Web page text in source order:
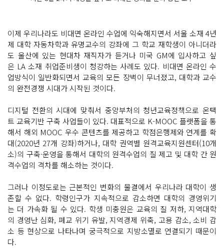
이제 우리나라도 비대면 온라인 수업에 익숙해지면서 서울 소재 4년
제 대학 자동차학과 유명교수의 강좌에 그 학교 재학생이 아니더라
도 울산에 있는 현대차 재직자가 듣거나 미국 GM에 입사하고 싶
은 LA 소재 취업준비생이 청강하는 사례도 있다. 비대면 온라인 수
업방식이 일반화되면서 교육의 모든 장벽이 무너졌고, 대학과 교수
의 완전경쟁 시대가 시작된 것이다.
디지털 전환의 시대에 맞춰서 중앙부처의 청년교육정책으로 온택
트 교육기반 구축 사업들이 있다. 대표적으로 K-MOOC 플랫폼을 통
해서 해외 MOOC 우수 콘텐츠를 제공하고 학점은행제와 연계를 확
대(2020년 27개 강좌)하거나, 대학 권역별 원격교육지원센터(10개
소)의 구축·운영을 통해서 대학의 원격수업의 질 제고 및 대학 간 원
격수업의 격차를 해소하는 것이다.
그러나 이정도로는 근본적인 변화의 물결에서 우리나라 대학이 생
존할 수 없다. 학령인구가 지속적으로 감소하면 대학의 경영위기
는 더 가속화 될 수 있다. 학생 미충원은 교육의 질 저하, 지역대학
의 경영난 심화, 폐교 위기 유발, 지역경제 위축, 고용 감소, 소비 감
소 등 현상으로 나타나며 궁극적으로 지방소멸로 연결되기 때문이
다.